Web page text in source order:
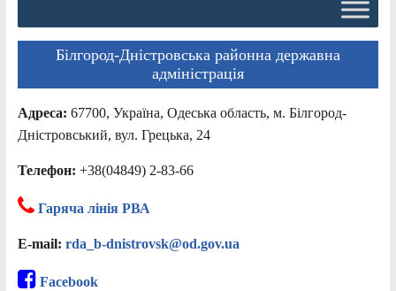
Білгород-Дністровська районна державна
адміністрація
Адреса: 67700, Україна, Одеська область, м. Білгород-
Дністровський, вул. Грецька, 24
Телефон: +38(04849) 2-83-66
Гаряча лінія РВА
E-mail: rda_b-dnistrovsk@od.gov.ua
Facebook